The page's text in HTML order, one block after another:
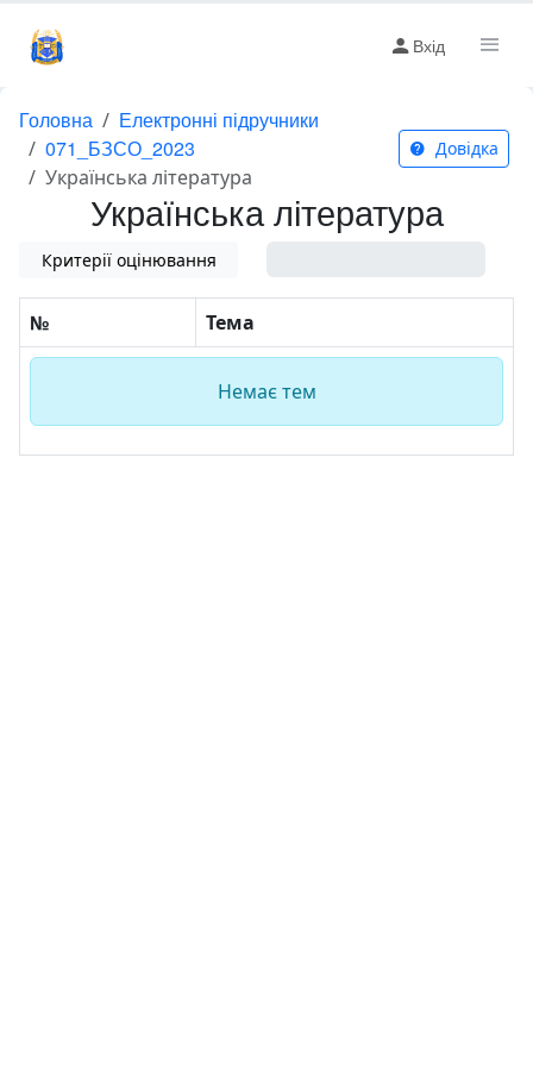
Вхід
Головна
Електронні підручники
071_БЗСО_2023
Українська література
Довідка
Українська література
Критерії оцінювання
№ Тема
Немає тем